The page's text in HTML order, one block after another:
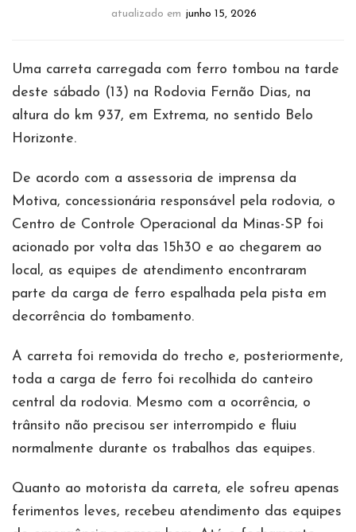
atualizado em junho 15, 2026
Uma carreta carregada com ferro tombou na tarde
deste sábado (13) na Rodovia Fernão Dias, na
altura do km 937, em Extrema, no sentido Belo
Horizonte.
De acordo com a assessoria de imprensa da
Motiva, concessionária responsável pela rodovia, o
Centro de Controle Operacional da Minas-SP foi
acionado por volta das 15h30 e ao chegarem ao
local, as equipes de atendimento encontraram
parte da carga de ferro espalhada pela pista em
decorrência do tombamento.
A carreta foi removida do trecho e, posteriormente,
toda a carga de ferro foi recolhida do canteiro
central da rodovia. Mesmo com a ocorrência, o
trânsito não precisou ser interrompido e fluiu
normalmente durante os trabalhos das equipes.
Quanto ao motorista da carreta, ele sofreu apenas
ferimentos leves, recebeu atendimento das equipes